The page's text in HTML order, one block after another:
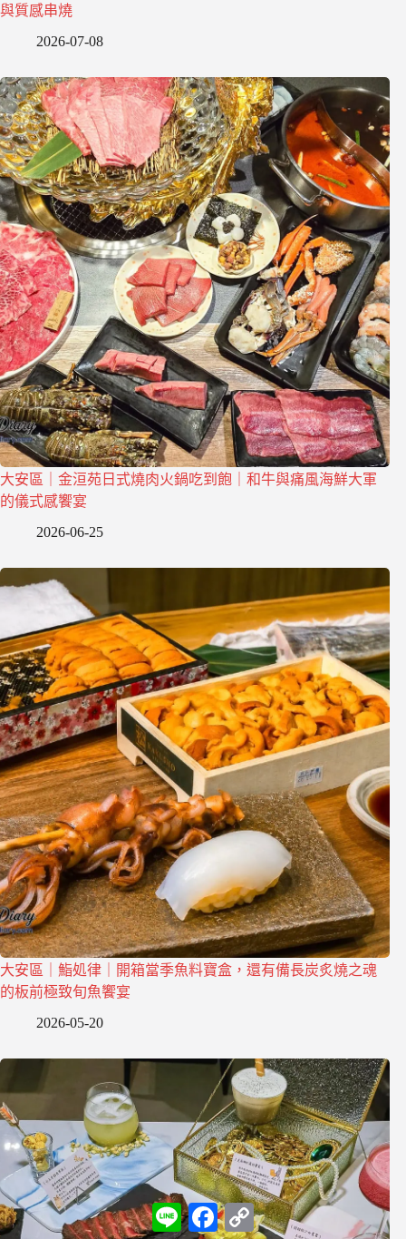
與質感串燒
2026-07-08
大安區｜金洹苑日式燒肉火鍋吃到飽｜和牛與痛風海鮮大軍
的儀式感饗宴
2026-06-25
大安區｜鮨処律｜開箱當季魚料寶盒，還有備長炭炙燒之魂
的板前極致旬魚饗宴
2026-05-20
L
i
F
a
C
o